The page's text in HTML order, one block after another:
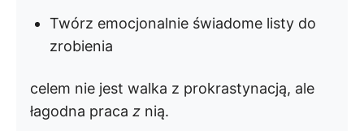
Twórz emocjonalnie świadome listy do
zrobienia
celem nie jest walka z prokrastynacją, ale
łagodna praca z nią.